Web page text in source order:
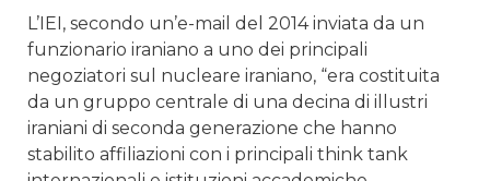
L’IEI, secondo un’e-mail del 2014 inviata da un
funzionario iraniano a uno dei principali
negoziatori sul nucleare iraniano, “era costituita
da un gruppo centrale di una decina di illustri
iraniani di seconda generazione che hanno
stabilito affiliazioni con i principali think tank